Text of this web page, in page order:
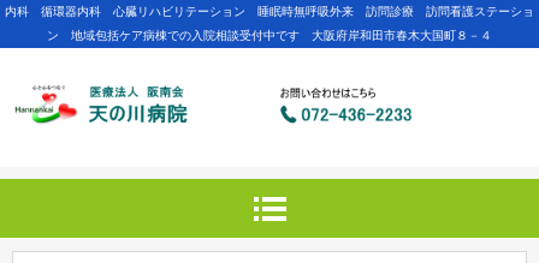
内科 循環器内科 心臓リハビリテーション 睡眠時無呼吸外来 訪問診療 訪問看護ステーショ
ン 地域包括ケア病棟での入院相談受付中です 大阪府岸和田市春木大国町８－４